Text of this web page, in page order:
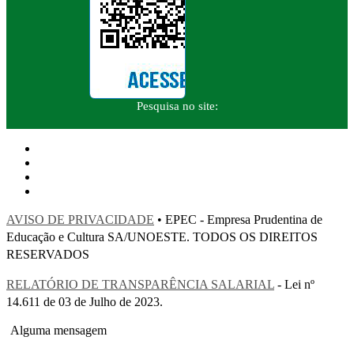
Pesquisa no site:
AVISO DE PRIVACIDADE • EPEC - Empresa Prudentina de
Educação e Cultura SA/UNOESTE. TODOS OS DIREITOS
RESERVADOS
RELATÓRIO DE TRANSPARÊNCIA SALARIAL - Lei nº
14.611 de 03 de Julho de 2023.
Alguma mensagem